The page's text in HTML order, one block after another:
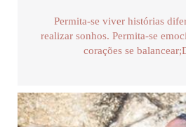
Permita-se viver histórias
realizar sonhos. Permita-se
corações se